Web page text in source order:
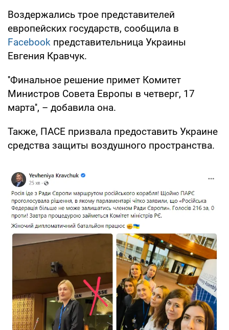
Воздержались трое представителей
европейских государств, сообщила в
Facebook представительница Украины
Евгения Кравчук.
''Финальное решение примет Комитет
Министров Совета Европы в четверг, 17
марта'', – добавила она.
Также, ПАСЕ призвала предоставить Украине
средства защиты воздушного пространства.